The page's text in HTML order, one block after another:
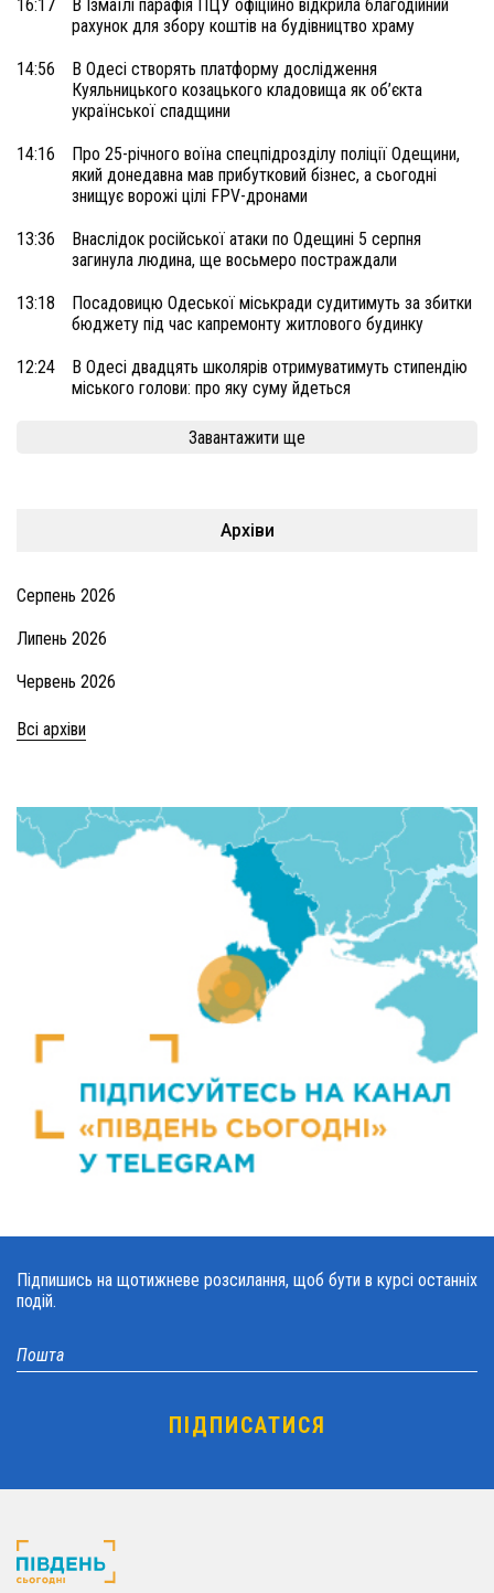
16:17
В Ізмаїлі парафія ПЦУ офіційно відкрила благодійний
рахунок для збору коштів на будівництво храму
14:56
В Одесі створять платформу дослідження
Куяльницького козацького кладовища як об’єкта
української спадщини
14:16
Про 25-річного воїна спецпідрозділу поліції Одещини,
який донедавна мав прибутковий бізнес, а сьогодні
знищує ворожі цілі FPV-дронами
13:36
Внаслідок російської атаки по Одещині 5 серпня
загинула людина, ще восьмеро постраждали
13:18
Посадовицю Одеської міськради судитимуть за збитки
бюджету під час капремонту житлового будинку
12:24
В Одесі двадцять школярів отримуватимуть стипендію
міського голови: про яку суму йдеться
Завантажити ще
Архіви
Серпень 2026
Липень 2026
Червень 2026
Всі архіви
Підпишись на щотижневе розсилання, щоб бути в курсі останніх
подій.